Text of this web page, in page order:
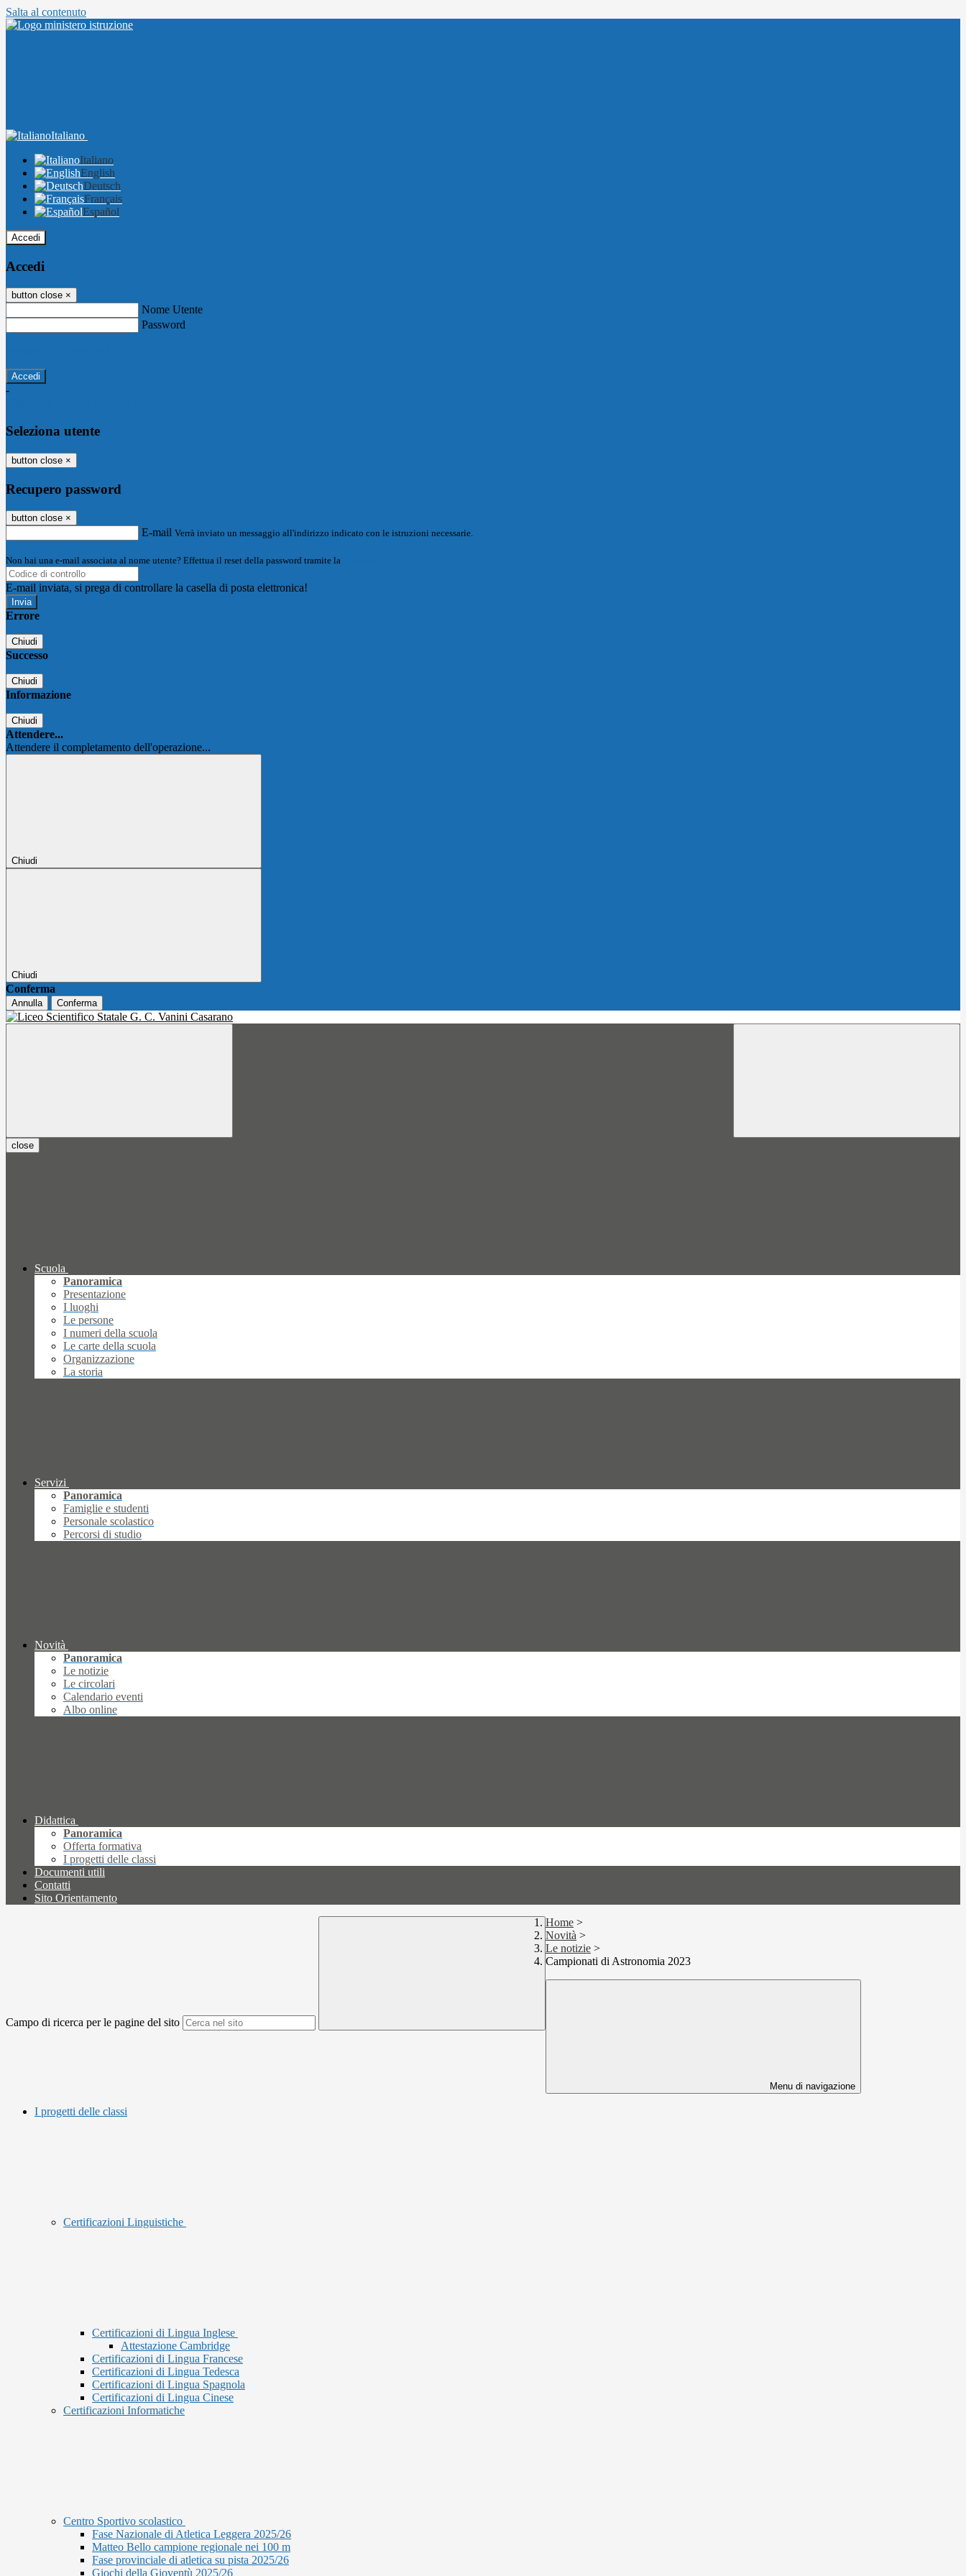
Salta al contenuto
Italiano
Italiano
English
Deutsch
Français
Español
Accedi
Accedi
button close ×
Nome Utente
Password
-
Seleziona utente
button close ×
Recupero password
button close ×
E-mail Verrà inviato un messaggio all'indirizzo indicato con le istruzioni necessarie.
Non hai una e-mail associata al nome utente? Effettua il reset della password tramite la
E-mail inviata, si prega di controllare la casella di posta elettronica!
Errore
Chiudi
Successo
Chiudi
Informazione
Chiudi
Attendere...
Attendere il completamento dell'operazione...
Chiudi
Chiudi
Conferma
Annulla Conferma
close
Scuola
Panoramica
Presentazione
I luoghi
Le persone
I numeri della scuola
Le carte della scuola
Organizzazione
La storia
Servizi
Panoramica
Famiglie e studenti
Personale scolastico
Percorsi di studio
Novità
Panoramica
Le notizie
Le circolari
Calendario eventi
Albo online
Didattica
Panoramica
Offerta formativa
I progetti delle classi
Documenti utili
Contatti
Sito Orientamento
Campo di ricerca per le pagine del sito
Home >
Novità >
Le notizie >
Campionati di Astronomia 2023
Menu di navigazione
I progetti delle classi
Certificazioni Linguistiche
Certificazioni di Lingua Inglese
Attestazione Cambridge
Certificazioni di Lingua Francese
Certificazioni di Lingua Tedesca
Certificazioni di Lingua Spagnola
Certificazioni di Lingua Cinese
Certificazioni Informatiche
Centro Sportivo scolastico
Fase Nazionale di Atletica Leggera 2025/26
Matteo Bello campione regionale nei 100 m
Fase provinciale di atletica su pista 2025/26
Giochi della Gioventù 2025/26